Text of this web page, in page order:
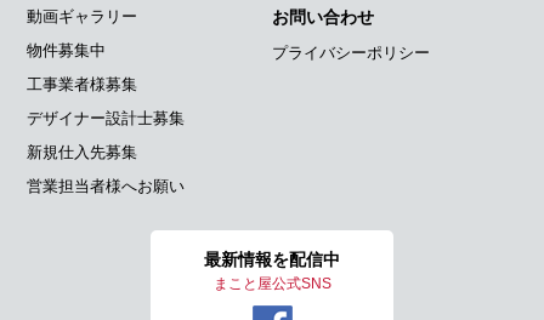
動画ギャラリー
物件募集中
工事業者様募集
デザイナー設計士募集
新規仕入先募集
営業担当者様へお願い
お問い合わせ
プライバシーポリシー
最新情報を配信中
まこと屋公式SNS